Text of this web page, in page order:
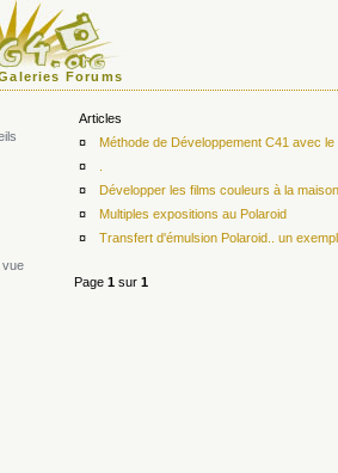
Forums
vue
Articles
¤
Méthode de Développement C41 avec
¤
¤
Développer les films couleurs à la
¤
Multiples expositions au Polaroid
¤
Transfert d'émulsion Polaroid.. un
Page 1 sur 1